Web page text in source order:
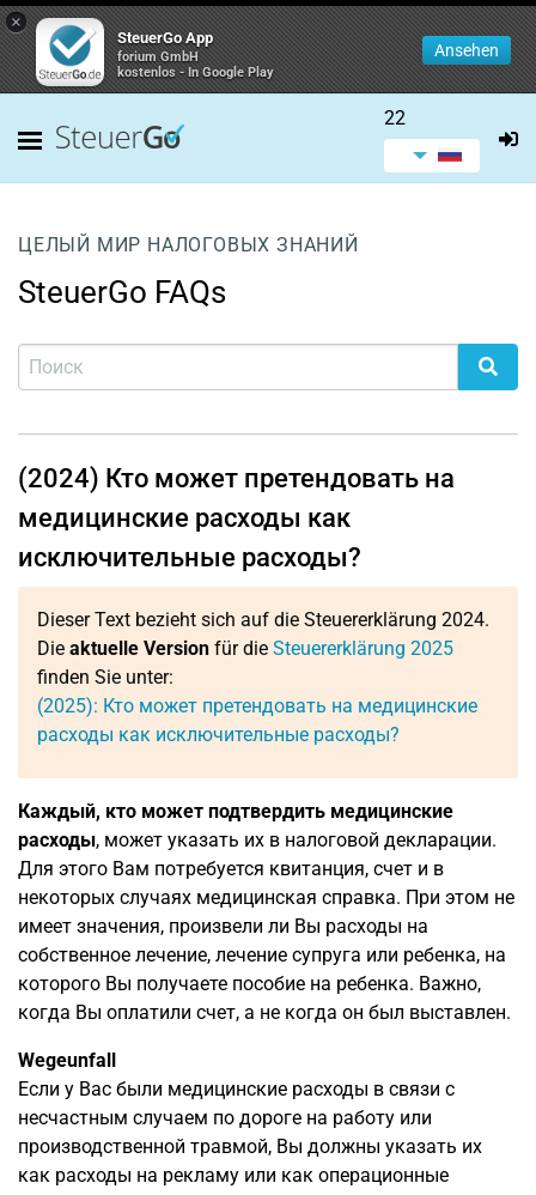
×
SteuerGo App
forium GmbH
kostenlos - In Google Play
Ansehen
22
ЦЕЛЫЙ МИР НАЛОГОВЫХ ЗНАНИЙ
SteuerGo FAQs
(2024) Кто может претендовать на
медицинские расходы как
исключительные расходы?
Dieser Text bezieht sich auf die Steuererklärung 2024.
Die aktuelle Version für die Steuererklärung 2025
finden Sie unter:
(2025): Кто может претендовать на медицинские
расходы как исключительные расходы?
Каждый, кто может подтвердить медицинские
расходы, может указать их в налоговой декларации.
Для этого Вам потребуется квитанция, счет и в
некоторых случаях медицинская справка. При этом не
имеет значения, произвели ли Вы расходы на
собственное лечение, лечение супруга или ребенка, на
которого Вы получаете пособие на ребенка. Важно,
когда Вы оплатили счет, а не когда он был выставлен.
Wegeunfall
Если у Вас были медицинские расходы в связи с
несчастным случаем по дороге на работу или
производственной травмой, Вы должны указать их
как расходы на рекламу или как операционные